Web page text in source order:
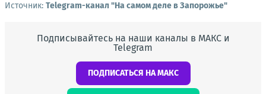
Источник: Telegram-канал "На самом деле в Запорожье"
Подписывайтесь на наши каналы в МАКС и
Telegram
ПОДПИСАТЬСЯ НА МАКС